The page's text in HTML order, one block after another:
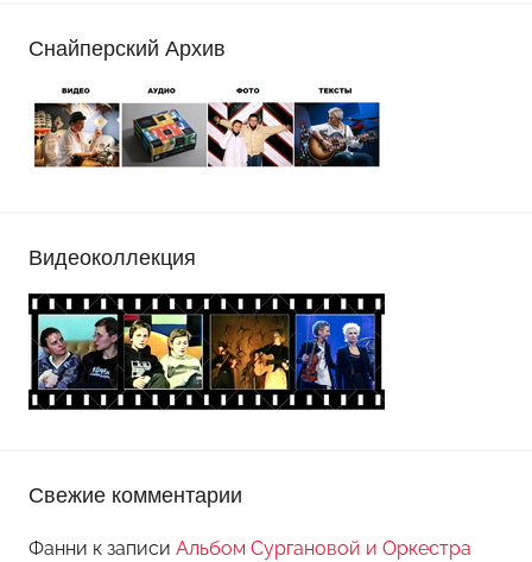
Снайперский Архив
Видеоколлекция
Свежие комментарии
Фанни к записи Альбом Сургановой и Оркестра